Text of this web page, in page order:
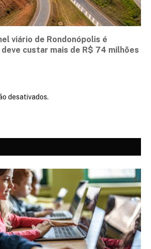
viário de Rondonópolis é
custar mais de R$ 74 milhões
desativados.